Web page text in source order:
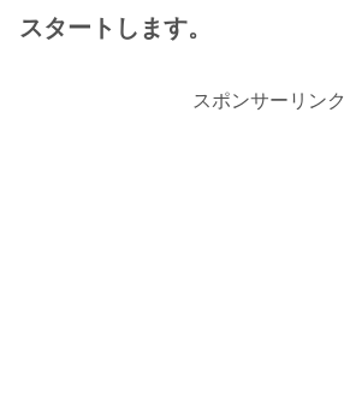
スタートします。
スポンサーリンク